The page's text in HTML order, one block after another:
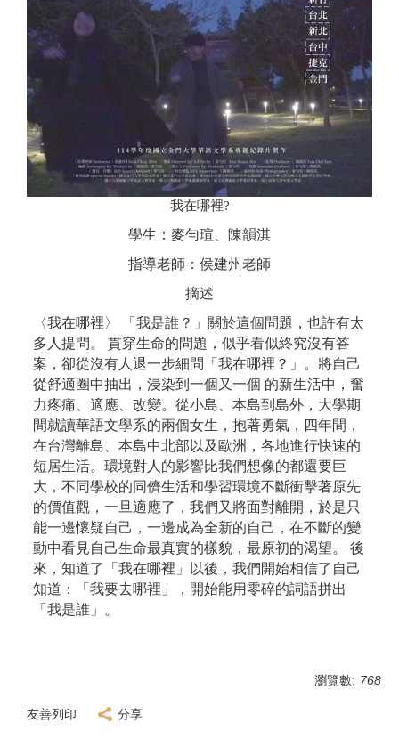
我在哪裡?
學生：麥勻瑄、陳韻淇
指導老師：侯建州老師
摘述
〈我在哪裡〉 「我是誰？」關於這個問題，也許有太
多人提問。 貫穿生命的問題，似乎看似終究沒有答
案，卻從沒有人退一步細問「 我在哪裡？」。將自己
從舒適圈中抽出，浸染到一個又一個 的新生活中，奮
力疼痛、適應、改變。從小島、本島到島外， 大學期
間就讀華語文學系的兩個女生，抱著勇氣，四年間，
在台灣離島、本島中北部以及歐洲，各地進行快速的
短居生活。 環境對人的影響比我們想像的都還要巨
大， 不同學校的同儕生活和學習環境不斷衝擊著原先
的價值觀， 一旦適應了，我們又將面對離開，於是只
能一邊懷疑自己， 一邊成為全新的自己，在不斷的變
動中看見自己生命最真實的樣貌， 最原初的渴望。 後
來，知道了「我在哪裡」以後，我們開始相信了自己
知道：「 我要去哪裡」，開始能用零碎的詞語拼出
「我是誰」。
瀏覽數: 768
友善列印 分享